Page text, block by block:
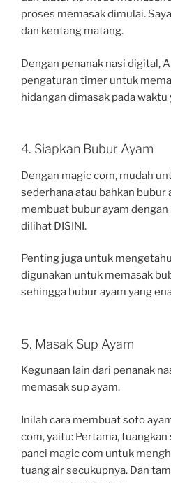
proses memasak dimulai.
dan kentang matang.
Dengan penanak nasi digital,
pengaturan timer untuk
hidangan dimasak pada
4. Siapkan Bubur Ayam
Dengan magic com, mudah
sederhana atau bahkan bubur
membuat bubur ayam
dilihat DISINI.
Penting juga untuk
digunakan untuk memasak
sehingga bubur ayam yang
5. Masak Sup Ayam
Kegunaan lain dari penanak
memasak sup ayam.
Inilah cara membuat soto
com, yaitu: Pertama,
panci magic com untuk
tuang air secukupnya. Dan